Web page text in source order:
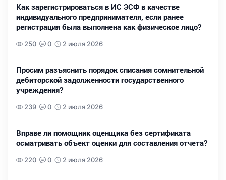
Как зарегистрироваться в ИС ЭСФ в качестве
индивидуального предпринимателя, если ранее
регистрация была выполнена как физическое лицо?
250 0 2 июля 2026
Просим разъяснить порядок списания сомнительной
дебиторской задолженности государственного
учреждения?
239 0 2 июля 2026
Вправе ли помощник оценщика без сертификата
осматривать объект оценки для составления отчета?
220 0 2 июля 2026